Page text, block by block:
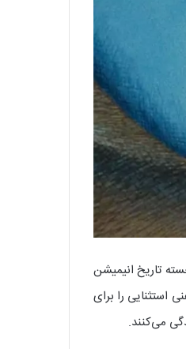
از آثار برجسته تاریخ انیمیشن
استثنایی را برای
می‌کنند.